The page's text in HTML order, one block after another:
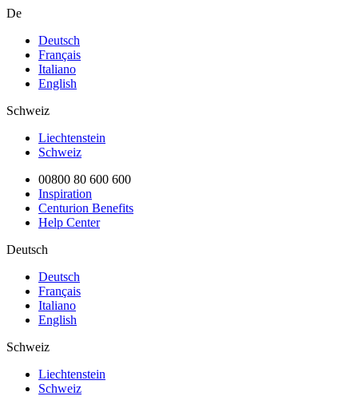
De
Deutsch
Français
Italiano
English
Schweiz
Liechtenstein
Schweiz
00800 80 600 600
Inspiration
Centurion Benefits
Help Center
Deutsch
Deutsch
Français
Italiano
English
Schweiz
Liechtenstein
Schweiz